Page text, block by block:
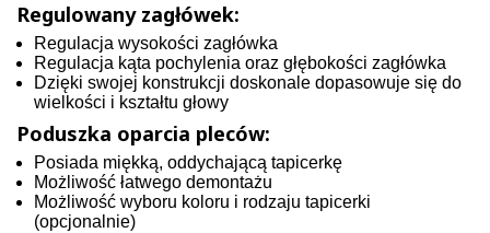
Regulowany zagłówek:
Regulacja wysokości zagłówka
Regulacja kąta pochylenia oraz głębokości zagłówka
Dzięki swojej konstrukcji doskonale dopasowuje się do
wielkości i kształtu głowy
Poduszka oparcia pleców:
Posiada miękką, oddychającą tapicerkę
Możliwość łatwego demontażu
Możliwość wyboru koloru i rodzaju tapicerki
(opcjonalnie)